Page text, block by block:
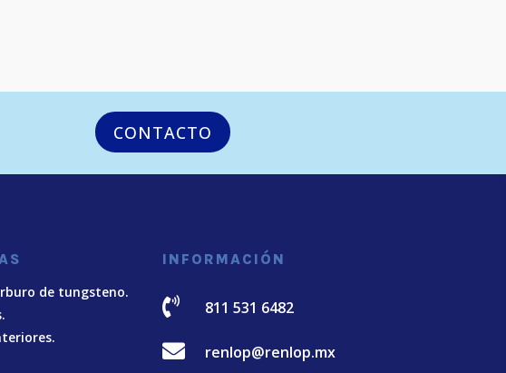
CONTACTO
de tungsteno.
INFORMACIÓN
 811 531 6482
 renlop@renlop.mx